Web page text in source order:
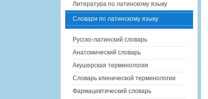
Литература по латинскому языку
Словари по латинскому языку
Русско-латинский словарь
Анатомический словарь
Акушерская терминология
Словарь клинической терминологии
Фармацевтический словарь